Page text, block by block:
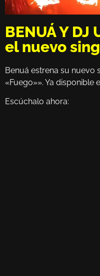
BENUÁ Y DJ
el nuevo
Benuá estrena su nuevo
«Fuego»». Ya disponible
Escúchalo ahora: